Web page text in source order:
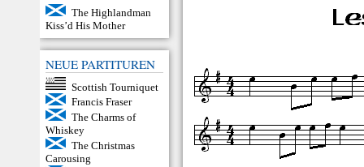
The Highlandman
Kiss’d His Mother
NEUE PARTITUREN
Scottish Tourniquet
Francis Fraser
The Charms of
Whiskey
The Christmas
Carousing